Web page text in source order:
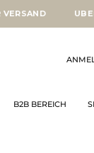
ÜBER 50€
B2B BEREICH